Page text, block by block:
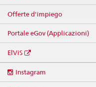
Offerte d'impiego
Portale eGov (Applicazioni)
ElViS
media
Instagram